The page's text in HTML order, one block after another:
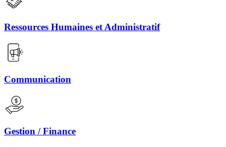
Ressources Humaines et Administratif
Communication
Gestion / Finance